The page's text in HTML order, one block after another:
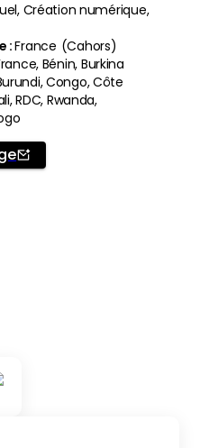
Création numérique,
:France (Cahors)
Bénin, Burkina
Congo, Côte
RDC, Rwanda,